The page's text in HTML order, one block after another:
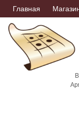
Skip
to
content
Главная